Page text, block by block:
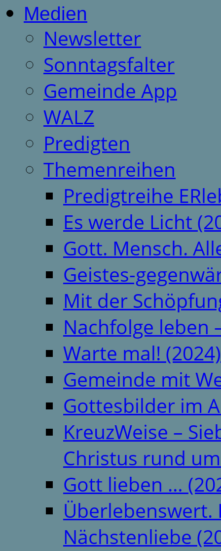
Medien
Newsletter
Sonntagsfalter
Gemeinde App
WALZ
Predigten
Themenreihen
Predigtreihe
Es werde Licht
Gott. Mensch.
Geistes-
Mit der
Nachfolge leben
Warte mal! (2024)
Gemeinde mit
Gottesbilder im
KreuzWeise –
Christus rund
Gott lieben …
Überlebenswert.
Nächstenliebe